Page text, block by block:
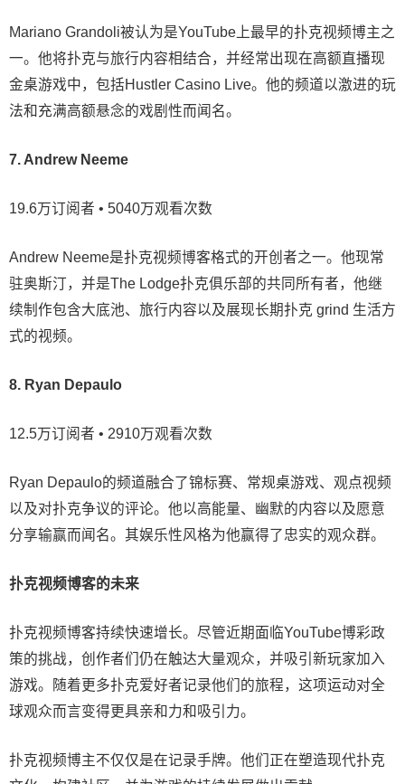
Mariano Grandoli被认为是YouTube上最早的扑克视频博主之
一。他将扑克与旅行内容相结合，并经常出现在高额直播现
金桌游戏中，包括Hustler Casino Live。他的频道以激进的玩
法和充满高额悬念的戏剧性而闻名。
7. Andrew Neeme
19.6万订阅者 • 5040万观看次数
Andrew Neeme是扑克视频博客格式的开创者之一。他现常
驻奥斯汀，并是The Lodge扑克俱乐部的共同所有者，他继
续制作包含大底池、旅行内容以及展现长期扑克 grind 生活方
式的视频。
8. Ryan Depaulo
12.5万订阅者 • 2910万观看次数
Ryan Depaulo的频道融合了锦标赛、常规桌游戏、观点视频
以及对扑克争议的评论。他以高能量、幽默的内容以及愿意
分享输赢而闻名。其娱乐性风格为他赢得了忠实的观众群。
扑克视频博客的未来
扑克视频博客持续快速增长。尽管近期面临YouTube博彩政
策的挑战，创作者们仍在触达大量观众，并吸引新玩家加入
游戏。随着更多扑克爱好者记录他们的旅程，这项运动对全
球观众而言变得更具亲和力和吸引力。
扑克视频博主不仅仅是在记录手牌。他们正在塑造现代扑克